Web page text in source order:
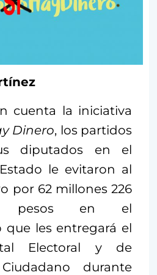
cuenta la iniciativa
Dinero, los partidos
diputados en el
le evitaron al
por 62 millones 226
pesos en el
les entregará el
Electoral y de
durante